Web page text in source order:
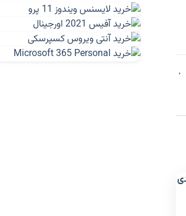
,
نمونه کارهای پراجکت-برنامه زمانبندی
ساختمان صنعتی( پست برق)
نمونه کارهای پراجکت-احداث آشپزخانه
صنعتی